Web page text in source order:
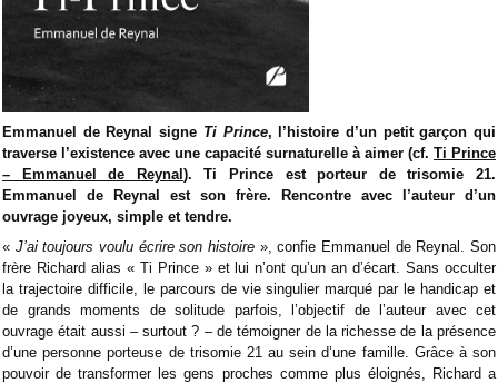
Emmanuel de Reynal signe Ti Prince, l’histoire d’un petit garçon qui
traverse l’existence avec une capacité surnaturelle à aimer (cf. Ti Prince
– Emmanuel de Reynal). Ti Prince est porteur detrisomie 21.
Emmanuel de Reynal est son frère. Rencontre avec l’auteur d’un
ouvrage joyeux, simple et tendre.
« J’ai toujours voulu écrire son histoire », confie Emmanuel de Reynal. Son
frère Richard alias « Ti Prince » et lui n’ont qu’un an d’écart. Sans occulter
la trajectoire difficile, le parcours de vie singulier marqué par le handicap et
de grands moments de solitude parfois, l’objectif de l’auteur avec cet
ouvrage était aussi – surtout ? – de témoigner de la richesse de la présence
d’une personne porteuse de trisomie 21 au sein d’une famille. Grâce à son
pouvoir de transformer les gens proches comme plus éloignés, Richard a